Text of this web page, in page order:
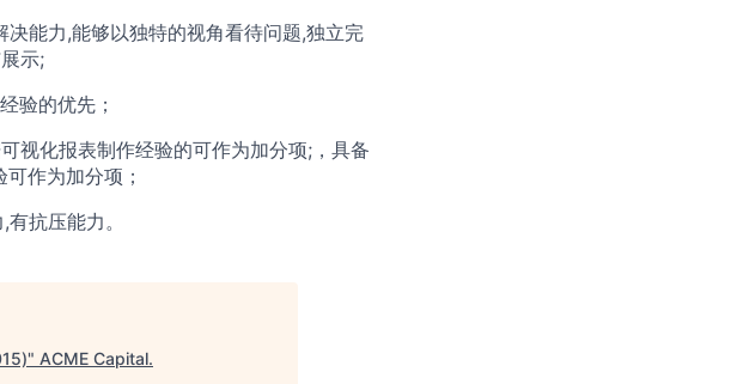
能力,能够以独特的视角看待问题,独立完
示;
验的优先；
视化报表制作经验的可作为加分项;，具备
作为加分项；
抗压能力。
" ACME Capital.